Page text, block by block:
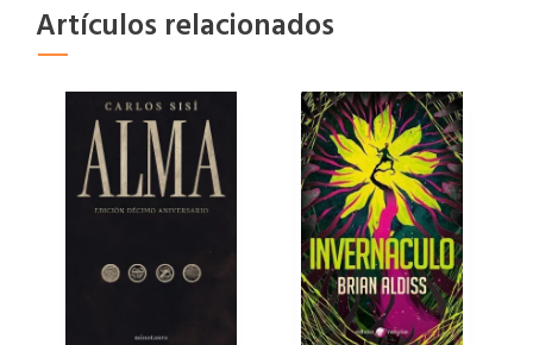
Artículos relacionados